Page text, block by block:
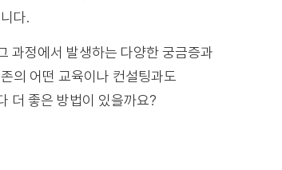
다.
과정에서 발생하는 다양한 궁금증과
의 어떤 교육이나 컨설팅과도
더 좋은 방법이 있을까요?